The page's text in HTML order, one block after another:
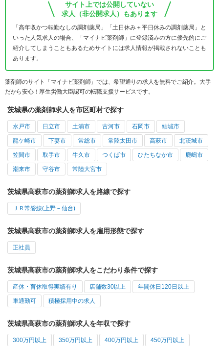
サイト上では公開していない
求人（非公開求人）もあります
「高年収かつ転勤なしの調剤薬局」「土日休み＋平日休みの調剤薬局」と
いった人気求人の場合、「マイナビ薬剤師」に登録済みの方に優先的にご
紹介してしまうこともあるためサイトには求人情報が掲載されないことも
あります。
薬剤師のサイト「マイナビ薬剤師」では、希望通りの求人を無料でご紹介。大手
だから安心！厚生労働大臣認可の転職支援サービスです。
茨城県の薬剤師求人を市区町村で探す
水戸市 日立市 土浦市 古河市 石岡市 結城市
龍ケ崎市 下妻市 常総市 常陸太田市 高萩市 北茨城市
笠間市 取手市 牛久市 つくば市 ひたちなか市 鹿嶋市
潮来市 守谷市 常陸大宮市
茨城県高萩市の薬剤師求人を路線で探す
ＪＲ常磐線(上野－仙台)
茨城県高萩市の薬剤師求人を雇用形態で探す
正社員
茨城県高萩市の薬剤師求人をこだわり条件で探す
産休・育休取得実績有り 店舗数30以上 年間休日120日以上
車通勤可 積極採用中の求人
茨城県高萩市の薬剤師求人を年収で探す
300万円以上 350万円以上 400万円以上 450万円以上